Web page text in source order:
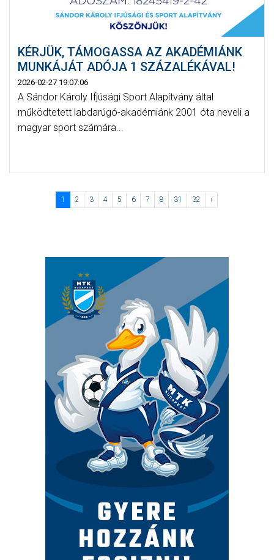
KÉRJÜK, TÁMOGASSA AZ AKADÉMIÁNK
MUNKÁJÁT ADÓJA 1 SZÁZALÉKÁVAL!
2026-02-27 19:07:06
A Sándor Károly Ifjúsági Sport Alapítvány által
működtetett labdarúgó-akadémiánk 2001 óta neveli a
magyar sport számára...
1 2 3 4 5 6 7 8 31 32 ›